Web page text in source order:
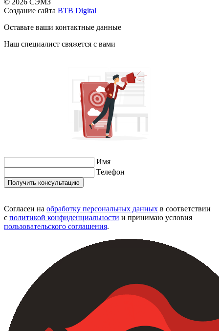
© 2026 СЭМЗ
Создание сайта BTB Digital
Оставьте ваши контактные данные
Наш специалист свяжется с вами
Имя
Телефон
Согласен на обработку персональных данных в соответствии
с политикой конфиденциальности и принимаю условия
пользовательского соглашения.